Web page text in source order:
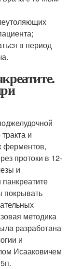
в период
и
ферментов,
протоки в 12-
и
покрывать
методика
разработана
и
Исааковичем